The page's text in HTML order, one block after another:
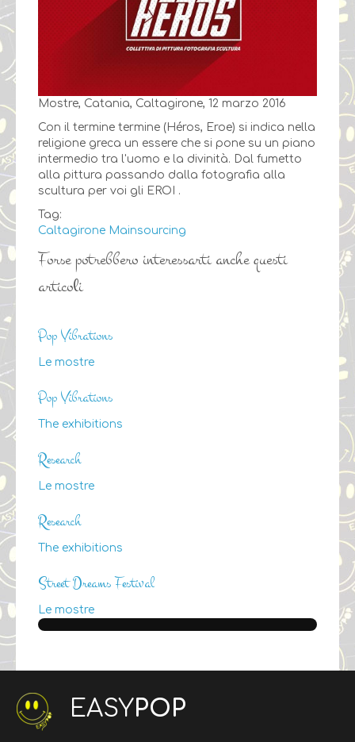
Mostre, Catania, Caltagirone, 12 marzo 2016
Con il termine termine (Héros, Eroe) si indica nella
religione greca un essere che si pone su un piano
intermedio tra l'uomo e la divinità. Dal fumetto
alla pittura passando dalla fotografia alla
scultura per voi gli EROI .
Tag:
Caltagirone Mainsourcing
Forse potrebbero interessarti anche questi
articoli
Pop Vibrations
Le mostre
Pop Vibrations
The exhibitions
Research
Le mostre
Research
The exhibitions
Street Dreams Festival
Le mostre
EASYPOP